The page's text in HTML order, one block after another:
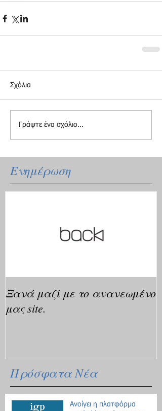
Ενημέρωση
Πρόσφατα Νέα
Σχόλια
Γράψτε ένα σχόλιο...
Ξανά μαζί με το ανανεωμένο
μας site.
Ανοίγει η πλατφόρμα